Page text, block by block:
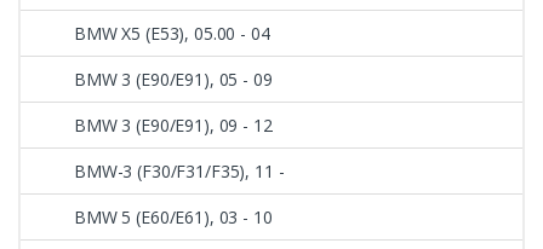
BMW X5 (E53), 05.00 - 04
BMW 3 (E90/E91), 05 - 09
BMW 3 (E90/E91), 09 - 12
BMW-3 (F30/F31/F35), 11 -
BMW 5 (E60/E61), 03 - 10